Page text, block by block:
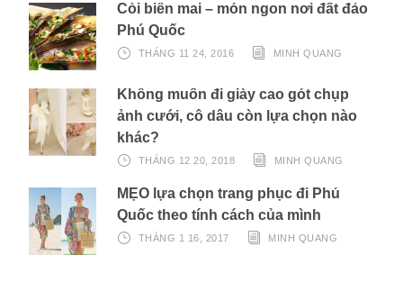
Còi biên mai – món ngon nơi đất đảo
Phú Quốc
THÁNG 11 24, 2016 MINH QUANG
Không muốn đi giày cao gót chụp
ảnh cưới, cô dâu còn lựa chọn nào
khác?
THÁNG 12 20, 2018 MINH QUANG
MẸO lựa chọn trang phục đi Phú
Quốc theo tính cách của mình
THÁNG 1 16, 2017 MINH QUANG